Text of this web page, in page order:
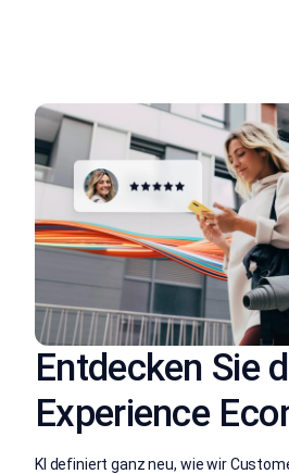
Entdecken Sie
Experience
KI definiert ganz neu, wie wir